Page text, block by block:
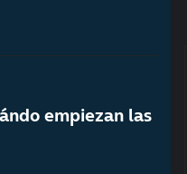
empiezan las